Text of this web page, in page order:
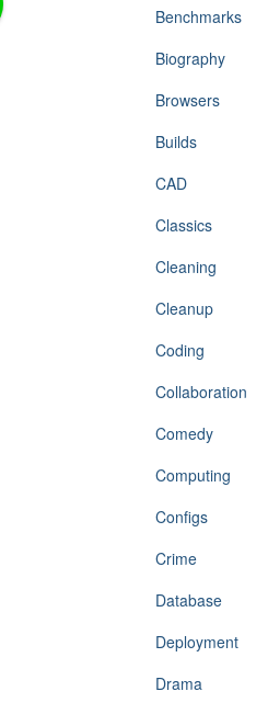
Benchmarks
Biography
Browsers
Builds
CAD
Classics
Cleaning
Cleanup
Coding
Collaboration
Comedy
Computing
Configs
Crime
Database
Deployment
Drama